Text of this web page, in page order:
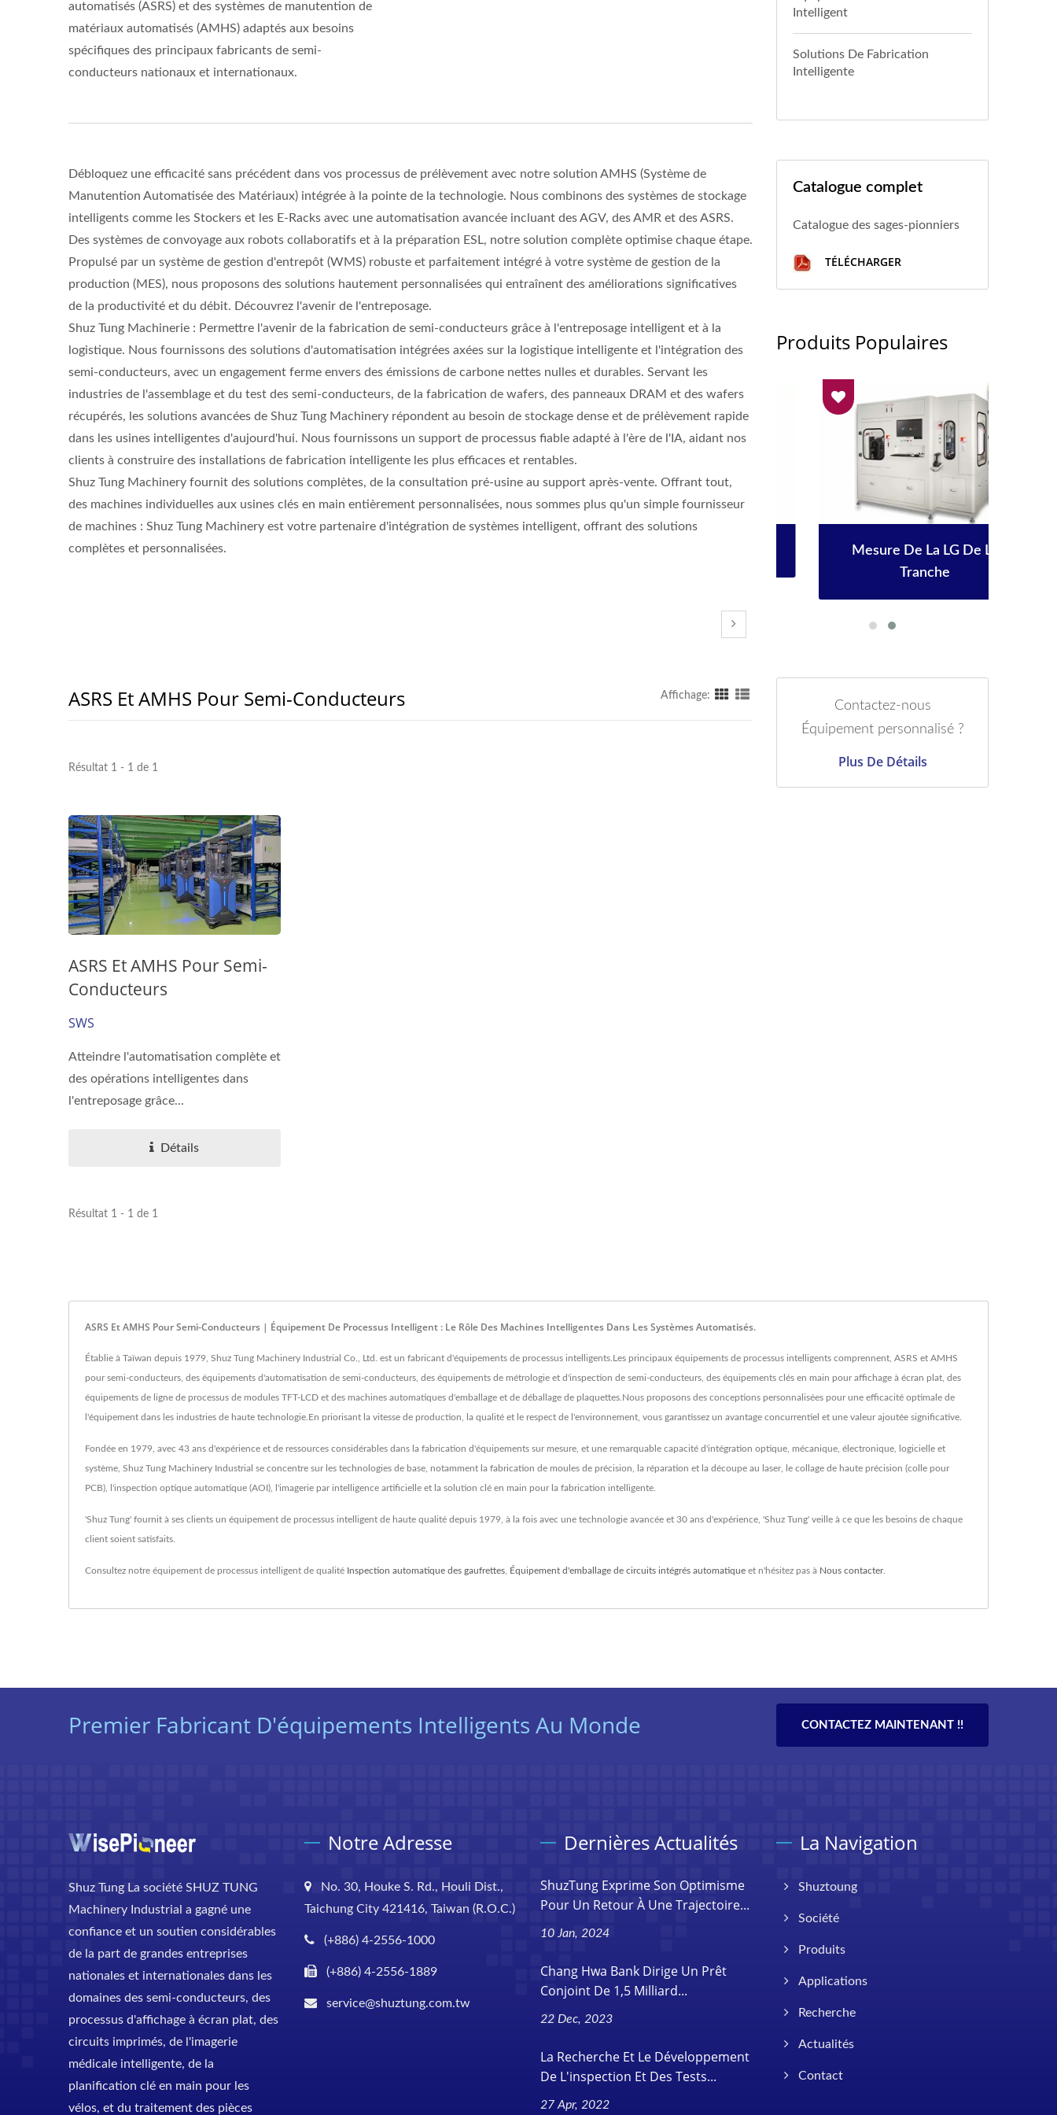
automatisés (ASRS) et des systèmes de manutention de
matériaux automatisés (AMHS) adaptés aux besoins
spécifiques des principaux fabricants de semi-
conducteurs nationaux et internationaux.
Débloquez une efficacité sans précédent dans vos processus de prélèvement avec notre solution AMHS (Système de
Manutention Automatisée des Matériaux) intégrée à la pointe de la technologie. Nous combinons des systèmes de stockage
intelligents comme les Stockers et les E-Racks avec une automatisation avancée incluant des AGV, des AMR et des ASRS.
Des systèmes de convoyage aux robots collaboratifs et à la préparation ESL, notre solution complète optimise chaque étape.
Propulsé par un système de gestion d'entrepôt (WMS) robuste et parfaitement intégré à votre système de gestion de la
production (MES), nous proposons des solutions hautement personnalisées qui entraînent des améliorations significatives
de la productivité et du débit. Découvrez l'avenir de l'entreposage.
Shuz Tung Machinerie : Permettre l'avenir de la fabrication de semi-conducteurs grâce à l'entreposage intelligent et à la
logistique. Nous fournissons des solutions d'automatisation intégrées axées sur la logistique intelligente et l'intégration des
semi-conducteurs, avec un engagement ferme envers des émissions de carbone nettes nulles et durables. Servant les
industries de l'assemblage et du test des semi-conducteurs, de la fabrication de wafers, des panneaux DRAM et des wafers
récupérés, les solutions avancées de Shuz Tung Machinery répondent au besoin de stockage dense et de prélèvement rapide
dans les usines intelligentes d'aujourd'hui. Nous fournissons un support de processus fiable adapté à l'ère de l'IA, aidant nos
clients à construire des installations de fabrication intelligente les plus efficaces et rentables.
Shuz Tung Machinery fournit des solutions complètes, de la consultation pré-usine au support après-vente. Offrant tout,
des machines individuelles aux usines clés en main entièrement personnalisées, nous sommes plus qu'un simple fournisseur
de machines : Shuz Tung Machinery est votre partenaire d'intégration de systèmes intelligent, offrant des solutions
complètes et personnalisées.
ASRS Et AMHS Pour Semi-Conducteurs Affichage:
Résultat 1 - 1 de 1
ASRS Et AMHS Pour Semi-
Conducteurs
SWS
Atteindre l'automatisation complète et
des opérations intelligentes dans
l'entreposage grâce...
Détails
Résultat 1 - 1 de 1
Intelligent
Solutions De Fabrication
Intelligente
Catalogue complet
Catalogue des sages-pionniers
TÉLÉCHARGER
Produits Populaires
Équipement AOI
Mesure De La LG De La
Tranche
Contactez-nous
Équipement personnalisé ?
Plus De Détails
ASRS Et AMHS Pour Semi-Conducteurs | Équipement De Processus Intelligent : Le Rôle Des Machines Intelligentes Dans Les Systèmes Automatisés.
Établie à Taïwan depuis 1979, Shuz Tung Machinery Industrial Co., Ltd. est un fabricant d'équipements de processus intelligents.Les principaux équipements de processus intelligents comprennent, ASRS et AMHS
pour semi-conducteurs, des équipements d'automatisation de semi-conducteurs, des équipements de métrologie et d'inspection de semi-conducteurs, des équipements clés en main pour affichage à écran plat, des
équipements de ligne de processus de modules TFT-LCD et des machines automatiques d'emballage et de déballage de plaquettes.Nous proposons des conceptions personnalisées pour une efficacité optimale de
l'équipement dans les industries de haute technologie.En priorisant la vitesse de production, la qualité et le respect de l'environnement, vous garantissez un avantage concurrentiel et une valeur ajoutée significative.
Fondée en 1979, avec 43 ans d'expérience et de ressources considérables dans la fabrication d'équipements sur mesure, et une remarquable capacité d'intégration optique, mécanique, électronique, logicielle et
système, Shuz Tung Machinery Industrial se concentre sur les technologies de base, notamment la fabrication de moules de précision, la réparation et la découpe au laser, le collage de haute précision (colle pour
PCB), l'inspection optique automatique (AOI), l'imagerie par intelligence artificielle et la solution clé en main pour la fabrication intelligente.
'Shuz Tung' fournit à ses clients un équipement de processus intelligent de haute qualité depuis 1979, à la fois avec une technologie avancée et 30 ans d'expérience, 'Shuz Tung' veille à ce que les besoins de chaque
client soient satisfaits.
Consultez notre équipement de processus intelligent de qualité Inspection automatique des gaufrettes Équipement d'emballage de circuits intégrés automatique et n'hésitez pas à Nous contacter.
Premier Fabricant D'équipements Intelligents Au Monde CONTACTEZ MAINTENANT !!
Shuz Tung La société SHUZ TUNG
Machinery Industrial a gagné une
confiance et un soutien considérables
de la part de grandes entreprises
nationales et internationales dans les
domaines des semi-conducteurs, des
processus d'affichage à écran plat, des
circuits imprimés, de l'imagerie
médicale intelligente, de la
planification clé en main pour les
vélos, et du traitement des pièces
Notre Adresse
No. 30, Houke S. Rd., Houli Dist.,
Taichung City 421416, Taiwan (R.O.C.)
(+886) 4-2556-1000
(+886) 4-2556-1889
service@shuztung.com.tw
Dernières Actualités
ShuzTung Exprime Son Optimisme
Pour Un Retour À Une Trajectoire...
10 Jan, 2024
Chang Hwa Bank Dirige Un Prêt
Conjoint De 1,5 Milliard...
22 Dec, 2023
La Recherche Et Le Développement
De L'inspection Et Des Tests...
27 Apr, 2022
La Navigation
Shuztoung
Société
Produits
Applications
Recherche
Actualités
Contact